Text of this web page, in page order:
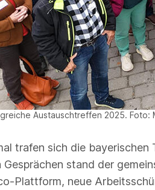
Austauschtreffen 2025. Foto:
trafen sich die
Gesprächen stand der
Plattform, neue